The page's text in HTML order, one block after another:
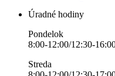
Úradné hodiny
Pondelok
8:00-12:00/12:30-
Streda